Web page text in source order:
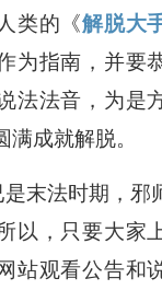
类的《解脱大
为指南，并要
法法音，为是
成就解脱。
末法时期，邪
以，只要大家
站观看公告和